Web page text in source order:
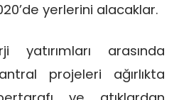
yerlerini alacaklar.
yatırımları arasında
projeleri ağırlıkta